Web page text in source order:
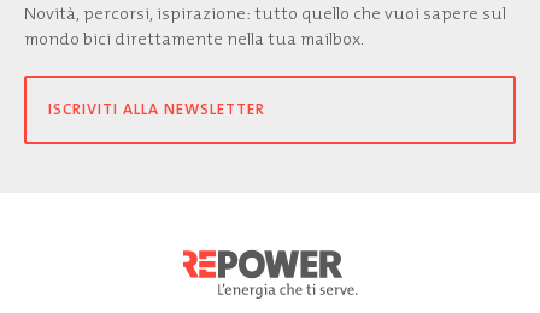
Novità, percorsi, ispirazione: tutto quello che vuoi sapere sul
mondo bici direttamente nella tua mailbox.
ISCRIVITI ALLA NEWSLETTER